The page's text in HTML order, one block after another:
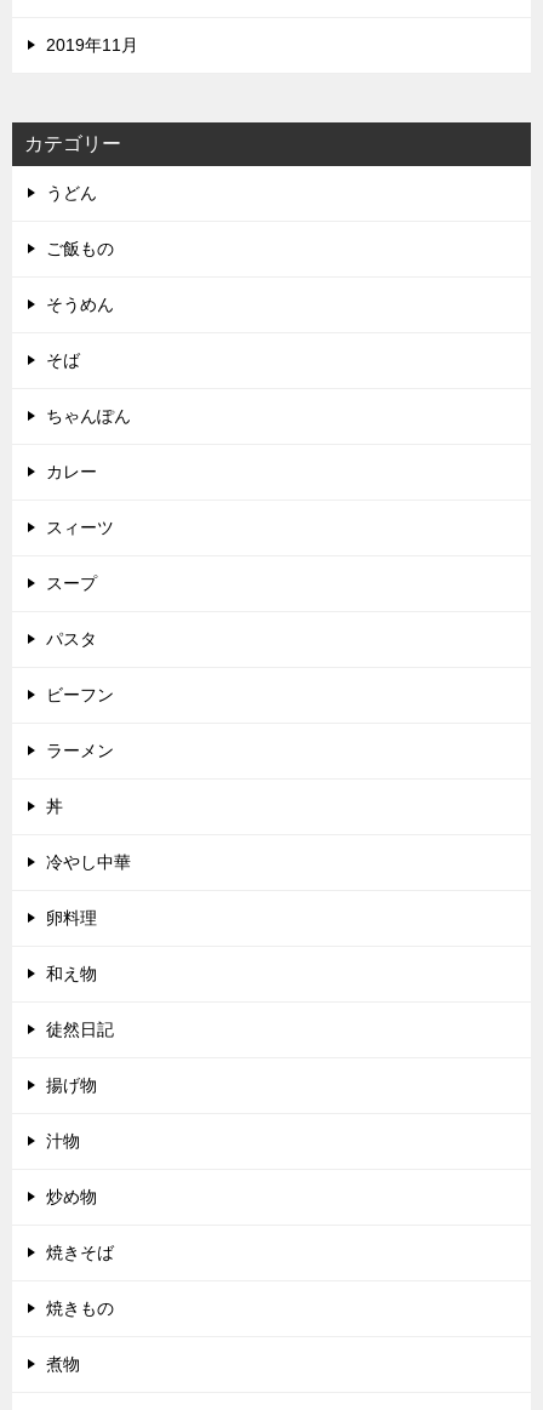
2019年11月
カテゴリー
うどん
ご飯もの
そうめん
そば
ちゃんぽん
カレー
スィーツ
スープ
パスタ
ビーフン
ラーメン
丼
冷やし中華
卵料理
和え物
徒然日記
揚げ物
汁物
炒め物
焼きそば
焼きもの
煮物